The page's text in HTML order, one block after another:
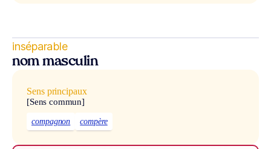
inséparable
nom masculin
Sens principaux
[Sens commun]
compagnon compère